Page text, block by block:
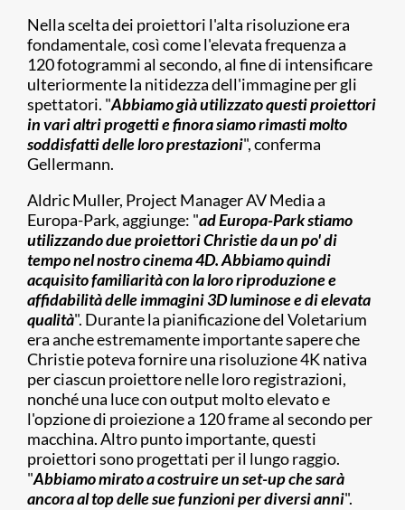
Nella scelta dei proiettori l'alta risoluzione era
fondamentale, così come l'elevata frequenza a
120 fotogrammi al secondo, al fine di intensificare
ulteriormente la nitidezza dell'immagine per gli
spettatori. "Abbiamo già utilizzato questi proiettori
in vari altri progetti e finora siamo rimasti molto
soddisfatti delle loro prestazioni", conferma
Gellermann.​​
Aldric Muller, Project Manager AV Media a
Europa-Park, aggiunge: "ad Europa-Park stiamo
utilizzando due proiettori Christie da un po' di
tempo nel nostro cinema 4D. Abbiamo quindi
acquisito familiarità con la loro riproduzione e
affidabilità delle immagini 3D luminose e di elevata
qualità". Durante la pianificazione del Voletarium
era anche estremamente importante sapere che
Christie poteva fornire una risoluzione 4K nativa
per ciascun proiettore nelle loro registrazioni,
nonché una luce con output molto elevato e
l'opzione di proiezione a 120 frame al secondo per
macchina. Altro punto importante, questi
proiettori sono progettati per il lungo raggio.
"Abbiamo mirato a costruire un set-up che sarà
ancora al top delle sue funzioni per diversi anni".